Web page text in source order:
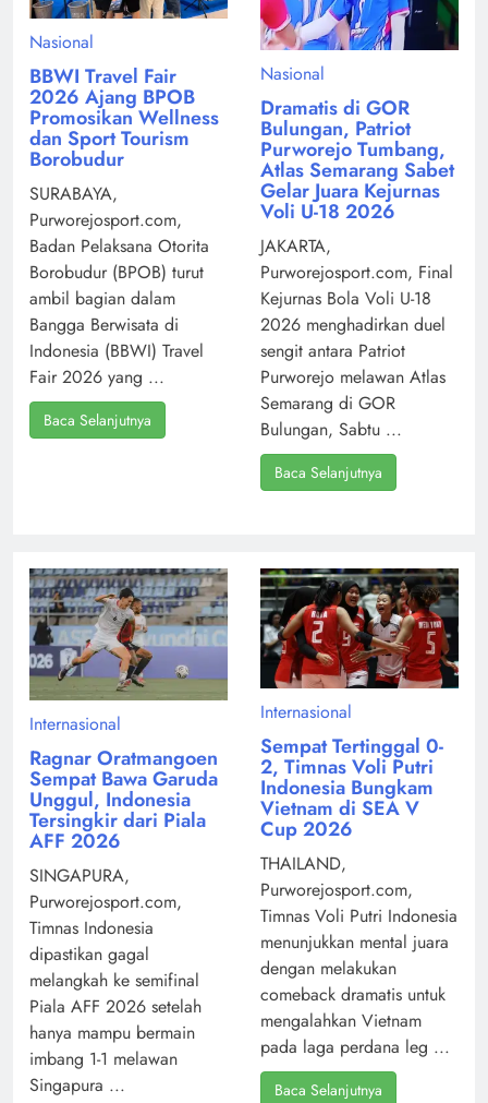
Nasional
BBWI Travel Fair
2026 Ajang BPOB
Promosikan Wellness
dan Sport Tourism
Borobudur
SURABAYA,
Purworejosport.com,
Badan Pelaksana Otorita
Borobudur (BPOB) turut
ambil bagian dalam
Bangga Berwisata di
Indonesia (BBWI) Travel
Fair 2026 yang ...
Baca Selanjutnya
Nasional
Dramatis di GOR
Bulungan, Patriot
Purworejo Tumbang,
Atlas Semarang Sabet
Gelar Juara Kejurnas
Voli U-18 2026
JAKARTA,
Purworejosport.com, Final
Kejurnas Bola Voli U-18
2026 menghadirkan duel
sengit antara Patriot
Purworejo melawan Atlas
Semarang di GOR
Bulungan, Sabtu ...
Baca Selanjutnya
Internasional
Ragnar Oratmangoen
Sempat Bawa Garuda
Unggul, Indonesia
Tersingkir dari Piala
AFF 2026
SINGAPURA,
Purworejosport.com,
Timnas Indonesia
dipastikan gagal
melangkah ke semifinal
Piala AFF 2026 setelah
hanya mampu bermain
imbang 1-1 melawan
Singapura ...
Internasional
Sempat Tertinggal 0-
2, Timnas Voli Putri
Indonesia Bungkam
Vietnam di SEA V
Cup 2026
THAILAND,
Purworejosport.com,
Timnas Voli Putri Indonesia
menunjukkan mental juara
dengan melakukan
comeback dramatis untuk
mengalahkan Vietnam
pada laga perdana leg ...
Baca Selanjutnya